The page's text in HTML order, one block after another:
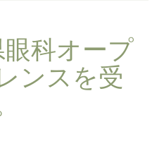
科オープ
ンスを受